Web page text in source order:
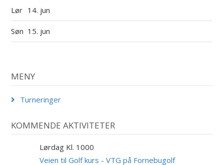
Lør 14. jun
Søn 15. jun
MENY
Turneringer
KOMMENDE AKTIVITETER
Lørdag Kl. 1000
Veien til Golf kurs - VTG på Fornebugolf